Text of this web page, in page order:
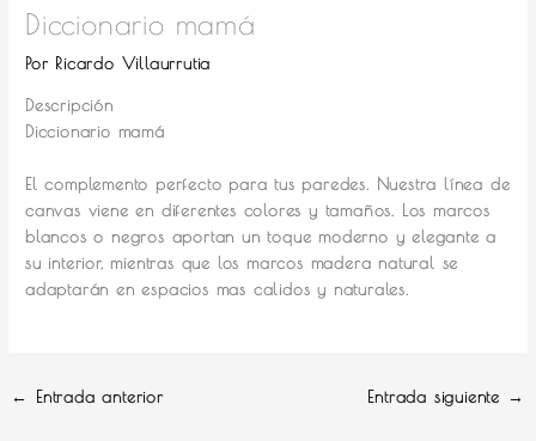
Diccionario mamá
Por Ricardo Villaurrutia
Descripción
Diccionario mamá
El complemento perfecto para tus paredes. Nuestra línea de
canvas viene en diferentes colores y tamaños. Los marcos
blancos o negros aportan un toque moderno y elegante a
su interior, mientras que los marcos madera natural se
adaptarán en espacios mas calidos y naturales.
← Entrada anterior Entrada siguiente →